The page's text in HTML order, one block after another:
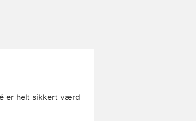
er helt sikkert værd